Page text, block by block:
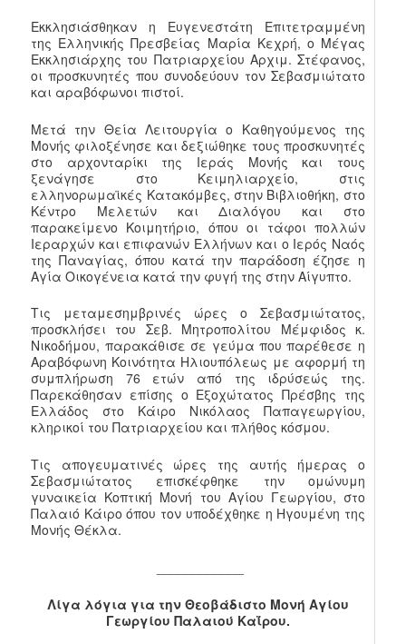
Εκκλησιάσθηκαν η Ευγενεστάτη Επιτετραμμένη
της Ελληνικής Πρεσβείας Μαρία Κεχρή, ο Μέγας
Εκκλησιάρχης του Πατριαρχείου Αρχιμ. Στέφανος,
οι προσκυνητές που συνοδεύουν τον Σεβασμιώτατο
και αραβόφωνοι πιστοί.
Μετά την Θεία Λειτουργία ο Καθηγούμενος της
Μονής φιλοξένησε και δεξιώθηκε τους προσκυνητές
στο αρχονταρίκι της Ιεράς Μονής και τους
ξενάγησε στο Κειμηλιαρχείο, στις
ελληνορωμαϊκές Κατακόμβες, στην Βιβλιοθήκη, στο
Κέντρο Μελετών και Διαλόγου και στο
παρακείμενο Κοιμητήριο, όπου οι τάφοι πολλών
Ιεραρχών και επιφανών Ελλήνων και ο Ιερός Ναός
της Παναγίας, όπου κατά την παράδοση έζησε η
Αγία Οικογένεια κατά την φυγή της στην Αίγυπτο.
Τις μεταμεσημβρινές ώρες ο Σεβασμιώτατος,
προσκλήσει του Σεβ. Μητροπολίτου Μέμφιδος κ.
Νικοδήμου, παρακάθισε σε γεύμα που παρέθεσε η
Αραβόφωνη Κοινότητα Ηλιουπόλεως με αφορμή τη
συμπλήρωση 76 ετών από της ιδρύσεώς της.
Παρεκάθησαν επίσης ο Εξοχώτατος Πρέσβης της
Ελλάδος στο Κάιρο Νικόλαος Παπαγεωργίου,
κληρικοί του Πατριαρχείου και πλήθος κόσμου.
Τις απογευματινές ώρες της αυτής ήμερας ο
Σεβασμιώτατος επισκέφθηκε την ομώνυμη
γυναικεία Κοπτική Μονή του Αγίου Γεωργίου, στο
Παλαιό Κάιρο όπου τον υποδέχθηκε η Ηγουμένη της
Μονής Θέκλα.
Λίγα λόγια για την Θεοβάδιστο Μονή Αγίου
Γεωργίου Παλαιού Καΐρου.